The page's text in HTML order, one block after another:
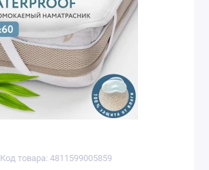
Код товара: 4811599005859